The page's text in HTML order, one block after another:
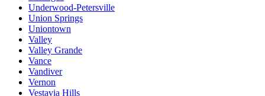
Underwood-Petersville
Union Springs
Uniontown
Valley
Valley Grande
Vance
Vandiver
Vernon
Vestavia Hills